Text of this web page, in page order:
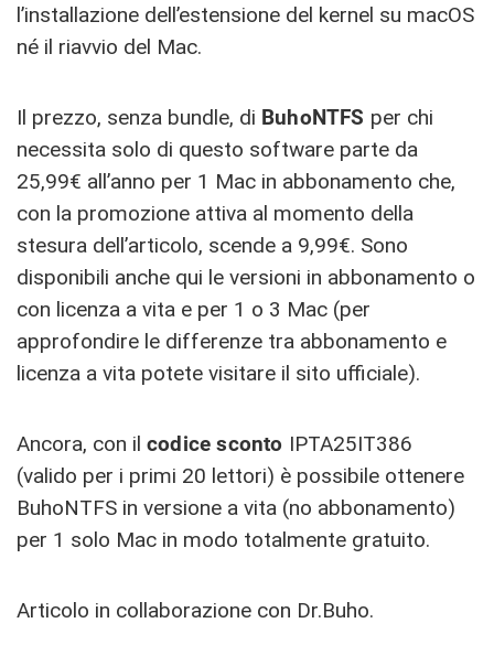
l’installazione dell’estensione del kernel su macOS
né il riavvio del Mac.
Il prezzo, senza bundle, di BuhoNTFS per chi
necessita solo di questo software parte da
25,99€ all’anno per 1 Mac in abbonamento che,
con la promozione attiva al momento della
stesura dell’articolo, scende a 9,99€. Sono
disponibili anche qui le versioni in abbonamento o
con licenza a vita e per 1 o 3 Mac (per
approfondire le differenze tra abbonamento e
licenza a vita potete visitare il sito ufficiale).
Ancora, con il codice sconto IPTA25IT386
(valido per i primi 20 lettori) è possibile ottenere
BuhoNTFS in versione a vita (no abbonamento)
per 1 solo Mac in modo totalmente gratuito.
Articolo in collaborazione con Dr.Buho.